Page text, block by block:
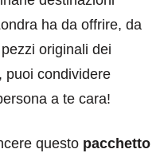
ha da offrire, da
originali dei
puoi condividere
a te cara!
questo pacchetto